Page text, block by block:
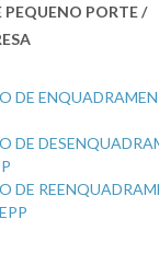
PEQUENO PORTE /
DE
DE
DE